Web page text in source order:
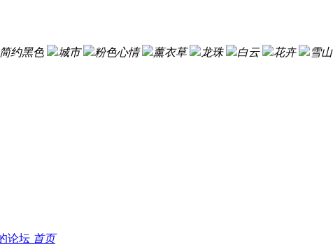
简约黑色 城市 粉色心情 薰衣草 龙珠 白云 花卉
雪山
首页